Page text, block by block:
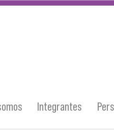
Integrantes